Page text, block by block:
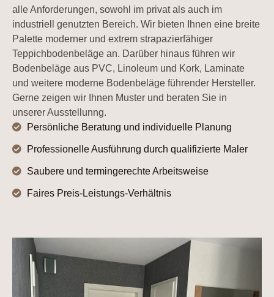
alle Anforderungen, sowohl im privat als auch im
industriell genutzten Bereich. Wir bieten Ihnen eine breite
Palette moderner und extrem strapazierfähiger
Teppichbodenbeläge an. Darüber hinaus führen wir
Bodenbeläge aus PVC, Linoleum und Kork, Laminate
und weitere moderne Bodenbeläge führender Hersteller.
Gerne zeigen wir Ihnen Muster und beraten Sie in
unserer Ausstellunng.
Persönliche Beratung und individuelle Planung
Professionelle Ausführung durch qualifizierte Maler
Saubere und termingerechte Arbeitsweise
Faires Preis-Leistungs-Verhältnis